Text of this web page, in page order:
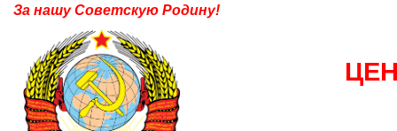
За нашу Советскую Родину!